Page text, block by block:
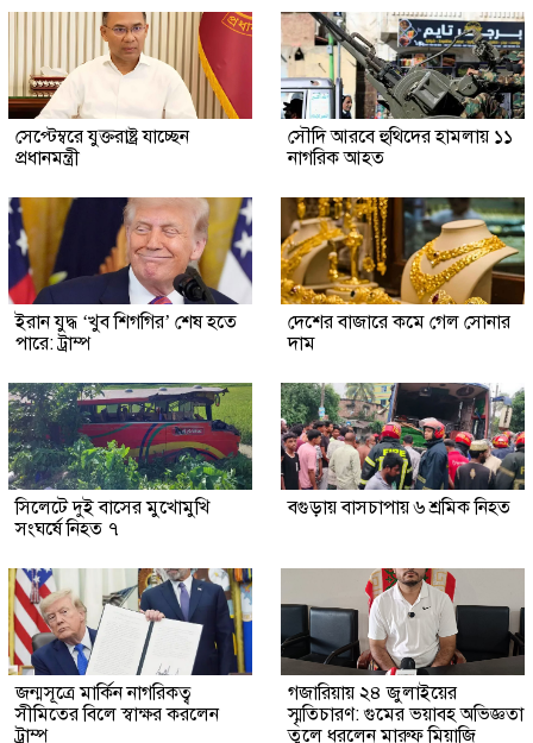
সেপ্টেম্বরে যুক্তরাষ্ট্র যাচ্ছেন
প্রধানমন্ত্রী
সৌদি আরবে হুথিদের হামলায় ১১
নাগরিক আহত
ইরান যুদ্ধ ‘খুব শিগগির’ শেষ হতে
পারে: ট্রাম্প
দেশের বাজারে কমে গেল সোনার
দাম
সিলেটে দুই বাসের মুখোমুখি
সংঘর্ষে নিহত ৭
বগুড়ায় বাসচাপায় ৬ শ্রমিক নিহত
জন্মসূত্রে মার্কিন নাগরিকত্ব
সীমিতের বিলে স্বাক্ষর করলেন
ট্রাম্প
গজারিয়ায় ২৪ জুলাইয়ের
স্মৃতিচারণ: গুমের ভয়াবহ অভিজ্ঞতা
তুলে ধরলেন মারুফ মিয়াজি